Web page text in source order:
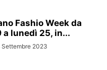
Fashio Week da
a lunedì 25, in...
Settembre 2023